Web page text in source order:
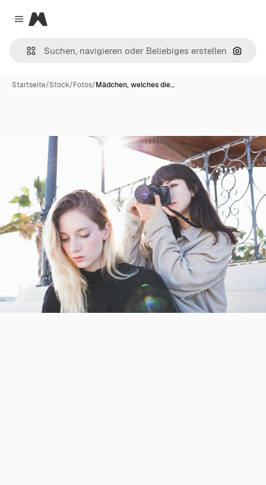
Close menu
Magnific
Nach
Startseite/Stock/Fotos/Mädchen, welches die…